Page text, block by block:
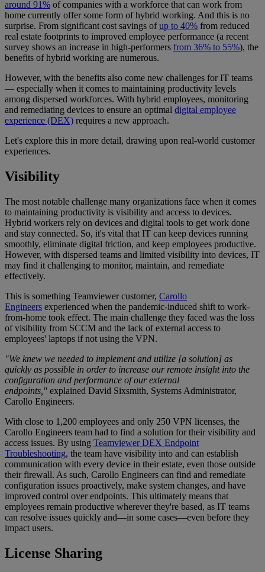
around 91% of companies with a workforce that can work from
home currently offer some form of hybrid working. And this is no
surprise. From significant cost savings ofup to 40% from reduced
real estate footprints to improved employee performance (a recent
survey shows an increase in high-performers from 36% to 55%), the
benefits of hybrid working are numerous.
However, with the benefits also come new challenges for IT teams
— especially when it comes to maintaining productivity levels
among dispersed workforces. With hybrid employees, monitoring
and remediating devices to ensure an optimal digital employee
experience (DEX) requires a new approach.
Let's explore this in more detail, drawing upon real-world customer
experiences.
Visibility
The most notable challenge many organizations face when it comes
to maintaining productivity is visibility and access to devices.
Hybrid workers rely on devices and digital tools to get work done
and stay connected. So, it's vital that IT can keep devices running
smoothly, eliminate digital friction, and keep employees productive.
However, with dispersed teams and limited visibility into devices, IT
may find it challenging to monitor, maintain, and remediate
effectively.
This is something Teamviewer customer, Carollo
Engineers experienced when the pandemic-induced shift to work-
from-home took effect. The main challenge they faced was the loss
of visibility from SCCM and the lack of external access to
employees' laptops if not using the VPN.
"We knew we needed to implement and utilize [a solution] as
quickly as possible in order to increase our remote insight into the
configuration and performance of our external
endpoints," explained David Sixsmith, Systems Administrator,
Carollo Engineers.
With close to 1,200 employees and only 250 VPN licenses, the
Carollo Engineers team had to find a solution for their visibility and
access issues. By using Teamviewer DEX Endpoint
Troubleshooting, the team have visibility into and can establish
communication with every device in their estate, even those outside
their firewall. As such, Carollo Engineers can find and remediate
configuration issues proactively, make system changes, and have
improved control over endpoints. This ultimately means that
employees remain productive wherever they're based, as IT teams
can resolve issues quickly and—in some cases—even before they
impact users.
License Sharing